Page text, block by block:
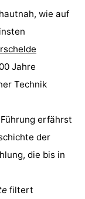
wie auf
Jahre
Technik
erfährst
der
die bis in
filtert